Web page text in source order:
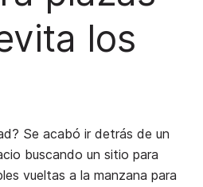
los
Se acabó ir detrás de un
buscando un sitio para
vueltas a la manzana para